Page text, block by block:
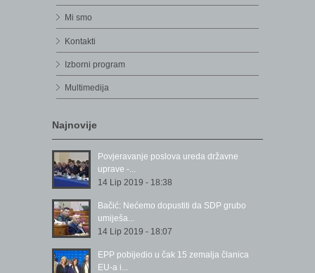
Mi smo
Kontakti
Izborni program
Multimedija
Najnovije
Povjeravanje poslova ureda državne
uprave -...
14 Lip 2019 - 18:38
Bačić: Nećemo dopustiti da SDP grubo
umiješa...
14 Lip 2019 - 18:07
EPP pobijedio u čak 15 zemalja članica
EU-a i...